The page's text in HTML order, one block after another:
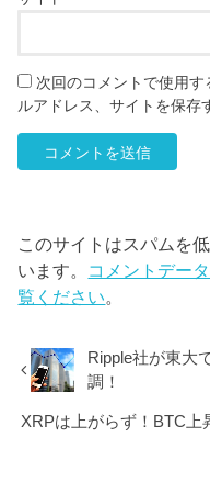
次回のコメントで使用
ルアドレス、サイトを保存
このサイトはスパムを
います。 コメントデー
覧ください。
Ripple社が東大
調！
XRPは上がらず！BTC上